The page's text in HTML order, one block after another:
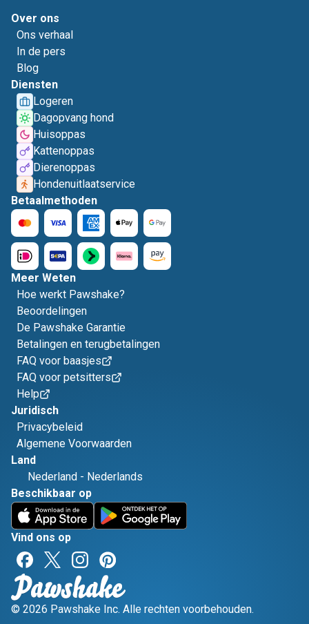
Over ons
Ons verhaal
In de pers
Blog
Diensten
Logeren
Dagopvang hond
Huisoppas
Kattenoppas
Dierenoppas
Hondenuitlaatservice
Betaalmethoden
Meer Weten
Hoe werkt Pawshake?
Beoordelingen
De Pawshake Garantie
Betalingen en terugbetalingen
FAQ voor baasjes
FAQ voor petsitters
Help
Juridisch
Privacybeleid
Algemene Voorwaarden
Land
Nederland - Nederlands
Beschikbaar op
Vind ons op
© 2026 Pawshake Inc. Alle rechten voorbehouden.